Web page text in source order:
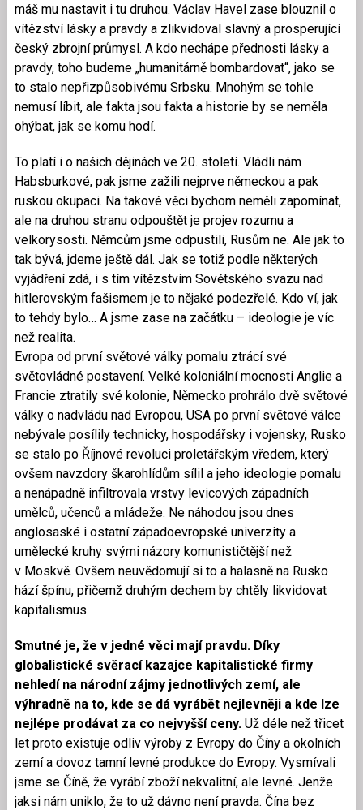
máš mu nastavit i tu druhou. Václav Havel zase blouznil o
vítězství lásky a pravdy a zlikvidoval slavný a prosperující
český zbrojní průmysl. A kdo nechápe přednosti lásky a
pravdy, toho budeme „humanitárně bombardovat“, jako se
to stalo nepřizpůsobivému Srbsku. Mnohým se tohle
nemusí líbit, ale fakta jsou fakta a historie by se neměla
ohýbat, jak se komu hodí.
To platí i o našich dějinách ve 20. století. Vládli nám
Habsburkové, pak jsme zažili nejprve německou a pak
ruskou okupaci. Na takové věci bychom neměli zapomínat,
ale na druhou stranu odpouštět je projev rozumu a
velkorysosti. Němcům jsme odpustili, Rusům ne. Ale jak to
tak bývá, jdeme ještě dál. Jak se totiž podle některých
vyjádření zdá, i s tím vítězstvím Sovětského svazu nad
hitlerovským fašismem je to nějaké podezřelé. Kdo ví, jak
to tehdy bylo… A jsme zase na začátku – ideologie je víc
než realita.
Evropa od první světové války pomalu ztrácí své
světovládné postavení. Velké koloniální mocnosti Anglie a
Francie ztratily své kolonie, Německo prohrálo dvě světové
války o nadvládu nad Evropou, USA po první světové válce
nebývale posílily technicky, hospodářsky i vojensky, Rusko
se stalo po Říjnové revoluci proletářským vředem, který
ovšem navzdory škarohlídům sílil a jeho ideologie pomalu
a nenápadně infiltrovala vrstvy levicových západních
umělců, učenců a mládeže. Ne náhodou jsou dnes
anglosaské i ostatní západoevropské univerzity a
umělecké kruhy svými názory komunističtější než
v Moskvě. Ovšem neuvědomují si to a halasně na Rusko
hází špínu, přičemž druhým dechem by chtěly likvidovat
kapitalismus.
Smutné je, že v jedné věci mají pravdu. Díky
globalistické svěrací kazajce kapitalistické firmy
nehledí na národní zájmy jednotlivých zemí, ale
výhradně na to, kde se dá vyrábět nejlevněji a kde lze
nejlépe prodávat za co nejvyšší ceny. Už déle než třicet
let proto existuje odliv výroby z Evropy do Číny a okolních
zemí a dovoz tamní levné produkce do Evropy. Vysmívali
jsme se Číně, že vyrábí zboží nekvalitní, ale levné. Jenže
jaksi nám uniklo, že to už dávno není pravda. Čína bez